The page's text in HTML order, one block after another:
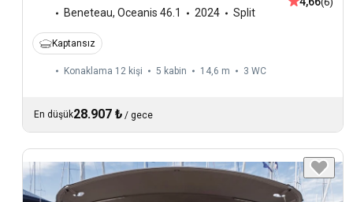
Beneteau, Oceanis 46.1 2024 Split
Kaptansız
Konaklama 12 kişi 5 kabin 14,6 m 3 WC
En düşük28.907 ₺ / gece